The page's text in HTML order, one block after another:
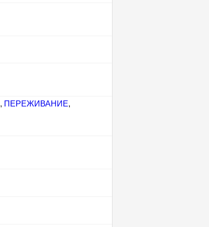
, ПЕРЕЖИВАНИЕ,